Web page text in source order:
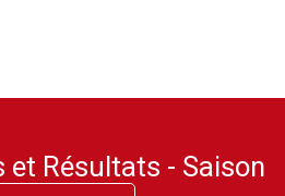
Résultats - Saison